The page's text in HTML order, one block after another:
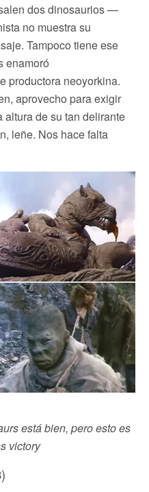
dos dinosaurios —
no muestra su
Tampoco tiene ese
enamoró
productora neoyorkina.
aprovecho para exigir
altura de su tan delirante
leñe. Nos hace falta
está bien, pero esto es
victory